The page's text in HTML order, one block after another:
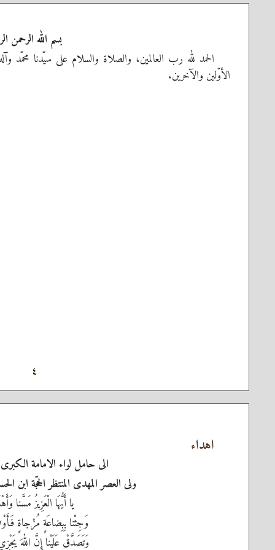
بسم الله الرحمن
الحمد لله رب العالمين، والصلاة والسلام على سيّدنا محمّد
الأوّلين والآخرين.
٤
اهداء
الى حامل لواء الامامة
ولى العصر المهدى المنتظر الحجّة ابن
يا أَيُّهَا الْعَزِيزُ مَسَّنا
وَجِئْنا بِبِضاعَةٍ مُزْجاةٍ
وَتَصَدَّقْ عَلَيْنا إِنَّ اللهَ